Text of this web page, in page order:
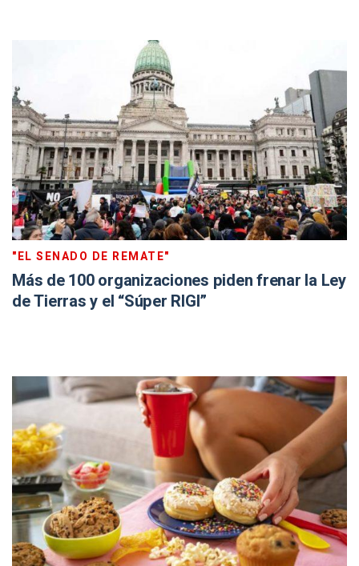
"EL SENADO DE REMATE"
Más de 100 organizaciones piden frenar la Ley
de Tierras y el “Súper RIGI”